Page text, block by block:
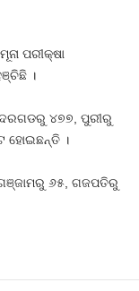
ପରୀକ୍ଷା
।
୪୭୭, ପୁରୀରୁ
ହୋଇଛନ୍ତି ।
୬୫, ଗଜପତିରୁ